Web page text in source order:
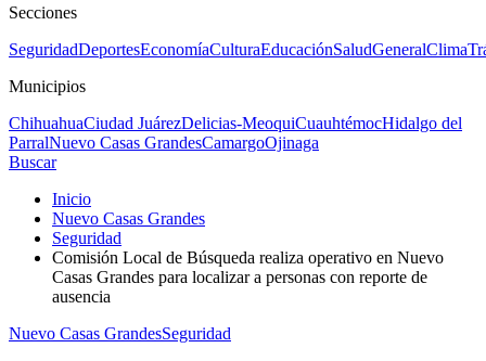
Secciones
SeguridadDeportesEconomíaCulturaEducaciónSaludGeneralClima
Municipios
ChihuahuaCiudad JuárezDelicias-MeoquiCuauhtémocHidalgo del
ParralNuevo Casas GrandesCamargoOjinaga
Buscar
Inicio
Nuevo Casas Grandes
Seguridad
Comisión Local de Búsqueda realiza operativo en Nuevo
Casas Grandes para localizar a personas con reporte de
ausencia
Nuevo Casas GrandesSeguridad